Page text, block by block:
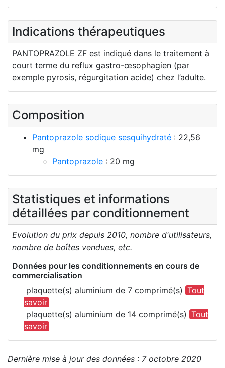
Indications thérapeutiques
PANTOPRAZOLE ZF est indiqué dans le traitement à
court terme du reflux gastro-œsophagien (par
exemple pyrosis, régurgitation acide) chez l’adulte.
Composition
Pantoprazole sodique sesquihydraté : 22,56
mg
Pantoprazole : 20 mg
Statistiques et informations
détaillées par conditionnement
Evolution du prix depuis 2010, nombre d'utilisateurs,
nombre de boîtes vendues, etc.
Données pour les conditionnements en cours de
commercialisation
plaquette(s) aluminium de 7 comprimé(s) Tout
savoir
plaquette(s) aluminium de 14 comprimé(s) Tout
savoir
Dernière mise à jour des données : 7 octobre 2020